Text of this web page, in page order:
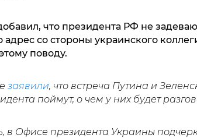
что президента РФ не
адрес со стороны украинского
поводу.
заявили, что встреча Путина и
поймут, о чем у них будет
в Офисе президента Украины